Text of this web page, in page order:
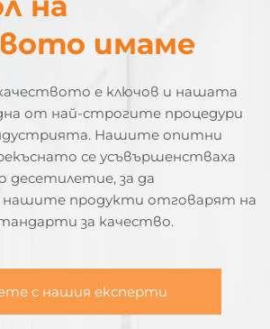
имаме
е ключов и нашата
от най-строгите процедури
Нашите опитни
се усъвършенстваха
десетилетие, за да
нашите продукти отговарят на
за качество.
с нашия експерти